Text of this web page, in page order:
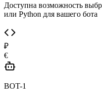
Доступна возможность
или Python для вашего бота
₽
€
BOT-1